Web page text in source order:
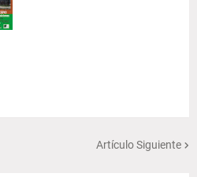
Artículo Siguiente